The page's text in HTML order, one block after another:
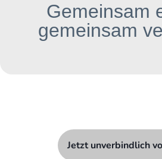
Gemeinsam
gemeinsam
Jetzt unverbindlich